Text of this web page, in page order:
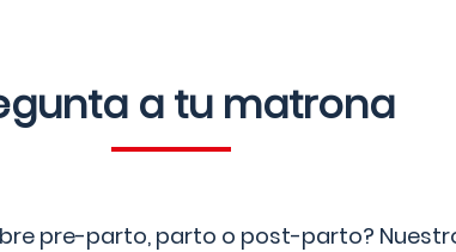
a tu matrona
pre-parto, parto o post-parto?